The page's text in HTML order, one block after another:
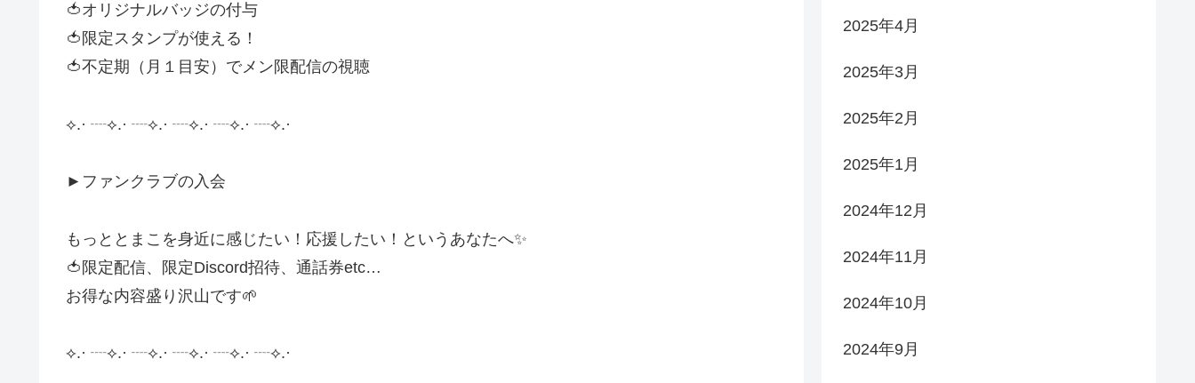
🍅オリジナルバッジの付与
🍅限定スタンプが使える！
🍅不定期（月１目安）でメン限配信の視聴
⟡.· ┈⟡.· ┈⟡.· ┈⟡.· ┈⟡.· ┈⟡.·
►ファンクラブの入会
もっととまこを身近に感じたい！応援したい！というあなたへ✨
🍅限定配信、限定Discord招待、通話券etc…
お得な内容盛り沢山です🌱
⟡.· ┈⟡.· ┈⟡.· ┈⟡.· ┈⟡.· ┈⟡.·
2025年4月
2025年3月
2025年2月
2025年1月
2024年12月
2024年11月
2024年10月
2024年9月